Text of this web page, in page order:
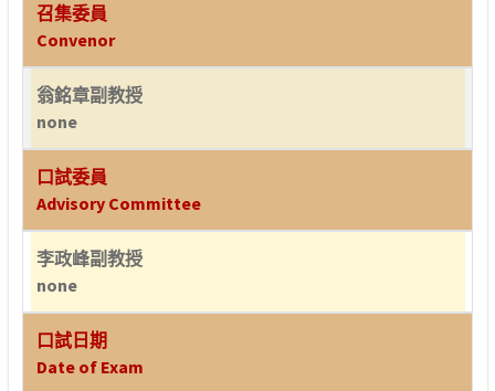
召集委員
Convenor
翁銘章副教授
none
口試委員
Advisory Committee
李政峰副教授
none
口試日期
Date of Exam